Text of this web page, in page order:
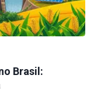
Brasil: